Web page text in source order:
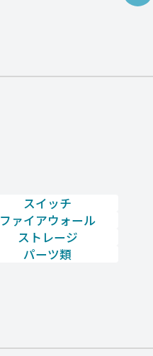
スイッチ
ファイアウォール
ストレージ
パーツ類